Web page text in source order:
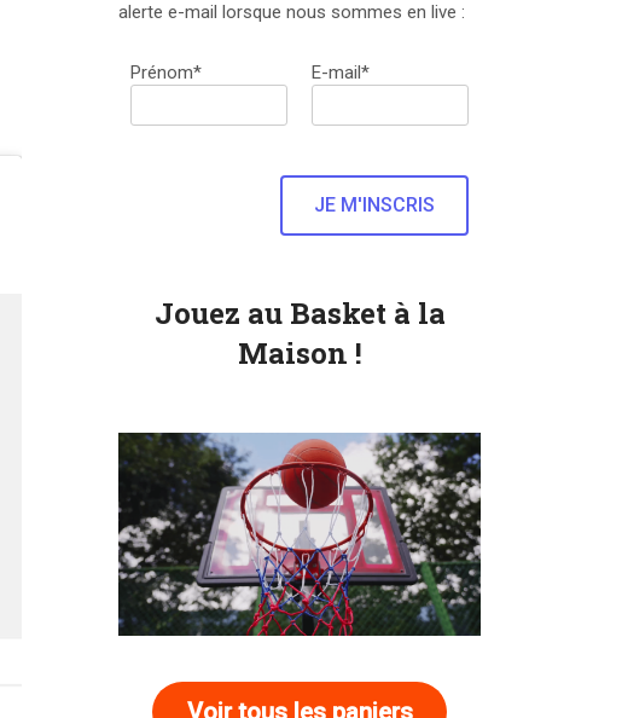
alerte e-mail lorsque nous sommes en live :
Prénom* E-mail*
Jouez au Basket à la
Maison !
Voir tous les paniers